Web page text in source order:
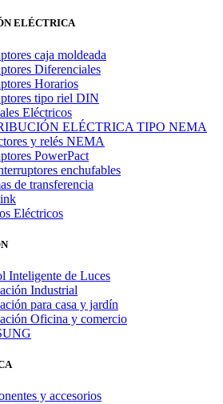
ELÉCTRICA
caja moldeada
Diferenciales
Horarios
tipo riel DIN
Eléctricos
ELÉCTRICA TIPO NEMA
y relés NEMA
PowerPact
enchufables
de transferencia
Eléctricos
Inteligente de Luces
Industrial
para casa y jardín
Oficina y comercio
y accesorios